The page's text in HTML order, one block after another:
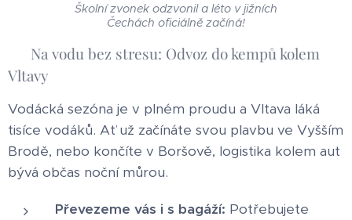
Školní zvonek odzvonil a léto v jižních
Čechách oficiálně začíná!
🧳 Na vodu bez stresu: Odvoz do kempů kolem
Vltavy
Vodácká sezóna je v plném proudu a Vltava láká
tisíce vodáků. Ať už začínáte svou plavbu ve Vyšším
Brodě, nebo končíte v Boršově, logistika kolem aut
bývá občas noční můrou.
Převezeme vás i s bagáží: Potřebujete